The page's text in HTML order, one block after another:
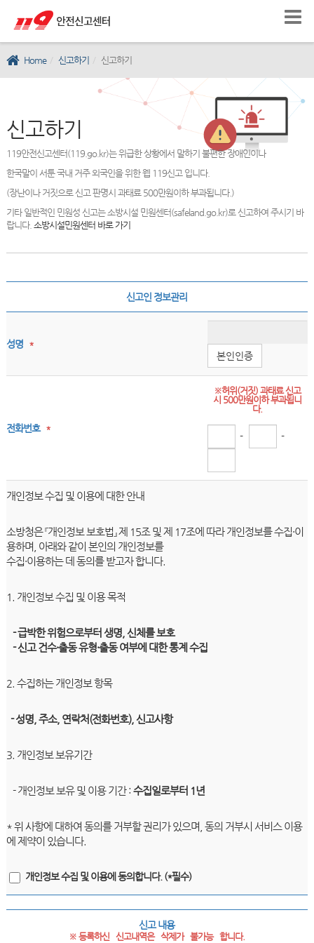
Home 신고하기 신고하기
신고하기
119안전신고센터(119.go.kr)는 위급한 상황에서 말하기 불편한 장애인이나
한국말이 서툰 국내 거주 외국인을 위한 웹 119신고 입니다.
(장난이나 거짓으로 신고 판명시 과태료 500만원이하 부과됩니다.)
기타 일반적인 민원성 신고는 소방시설 민원센터(safeland.go.kr)로 신고하여 주시기 바
랍니다. 소방시설민원센터 바로 가기
신고인 정보관리
성명 *
본인인증
전화번호 *
※허위(거짓) 과태료 신고
시 500만원이하 부과됩니
다.
- -
개인정보 수집 및 이용에 대한 안내
소방청은 『개인정보 보호법』 제 15조 및 제 17조에 따라 개인정보를 수집·이
용하며, 아래와 같이 본인의 개인정보를
수집·이용하는 데 동의를 받고자 합니다.
1. 개인정보 수집 및 이용 목적
- 급박한 위험으로부터 생명, 신체를 보호
- 신고 건수·출동 유형·출동 여부에 대한 통계 수집
2. 수집하는 개인정보 항목
- 성명, 주소, 연락처(전화번호), 신고사항
3. 개인정보 보유기간
- 개인정보 보유 및 이용 기간 : 수집일로부터 1년
* 위 사항에 대하여 동의를 거부할 권리가 있으며, 동의 거부시 서비스 이용
에 제약이 있습니다.
개인정보 수집 및 이용에 동의합니다. (*필수)
신고 내용
※ 등록하신   신고내역은   삭제가   불가능   합니다.